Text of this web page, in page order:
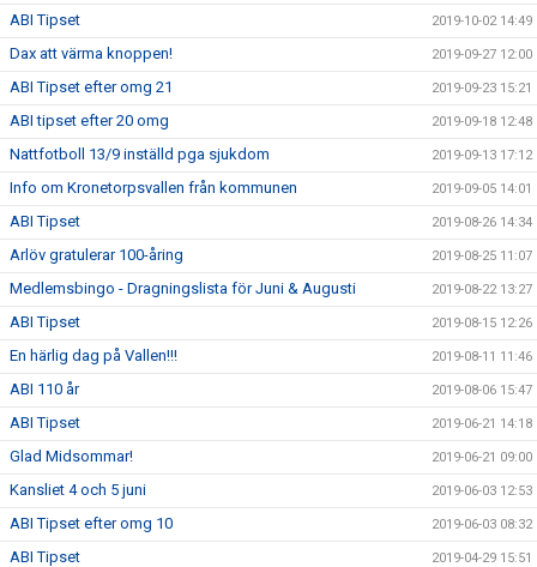
ABI Tipset 2019-10-02 14:49
Dax att värma knoppen! 2019-09-27 12:00
ABI Tipset efter omg 21 2019-09-23 15:21
ABI tipset efter 20 omg 2019-09-18 12:48
Nattfotboll 13/9 inställd pga sjukdom 2019-09-13 17:12
Info om Kronetorpsvallen från kommunen 2019-09-05 14:01
ABI Tipset 2019-08-26 14:34
Arlöv gratulerar 100-åring 2019-08-25 11:07
Medlemsbingo - Dragningslista för Juni & Augusti 2019-08-22 13:27
ABI Tipset 2019-08-15 12:26
En härlig dag på Vallen!!! 2019-08-11 11:46
ABI 110 år 2019-08-06 15:47
ABI Tipset 2019-06-21 14:18
Glad Midsommar! 2019-06-21 09:00
Kansliet 4 och 5 juni 2019-06-03 12:53
ABI Tipset efter omg 10 2019-06-03 08:32
ABI Tipset 2019-04-29 15:51